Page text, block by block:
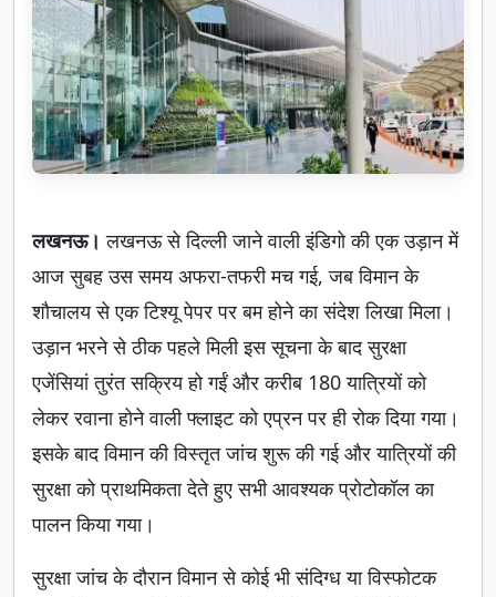
लखनऊ।लखनऊ से दिल्ली जाने वाली इंडिगो की एक उड़ान में
आज सुबह उस समय अफरा-तफरी मच गई, जब विमान के
शौचालय से एक टिश्यू पेपर पर बम होने का संदेश लिखा मिला।
उड़ान भरने से ठीक पहले मिली इस सूचना के बाद सुरक्षा
एजेंसियां तुरंत सक्रिय हो गईं और करीब 180 यात्रियों को
लेकर रवाना होने वाली फ्लाइट को एप्रन पर ही रोक दिया गया।
इसके बाद विमान की विस्तृत जांच शुरू की गई और यात्रियों की
सुरक्षा को प्राथमिकता देते हुए सभी आवश्यक प्रोटोकॉल का
पालन किया गया।
सुरक्षा जांच के दौरान विमान से कोई भी संदिग्ध या विस्फोटक